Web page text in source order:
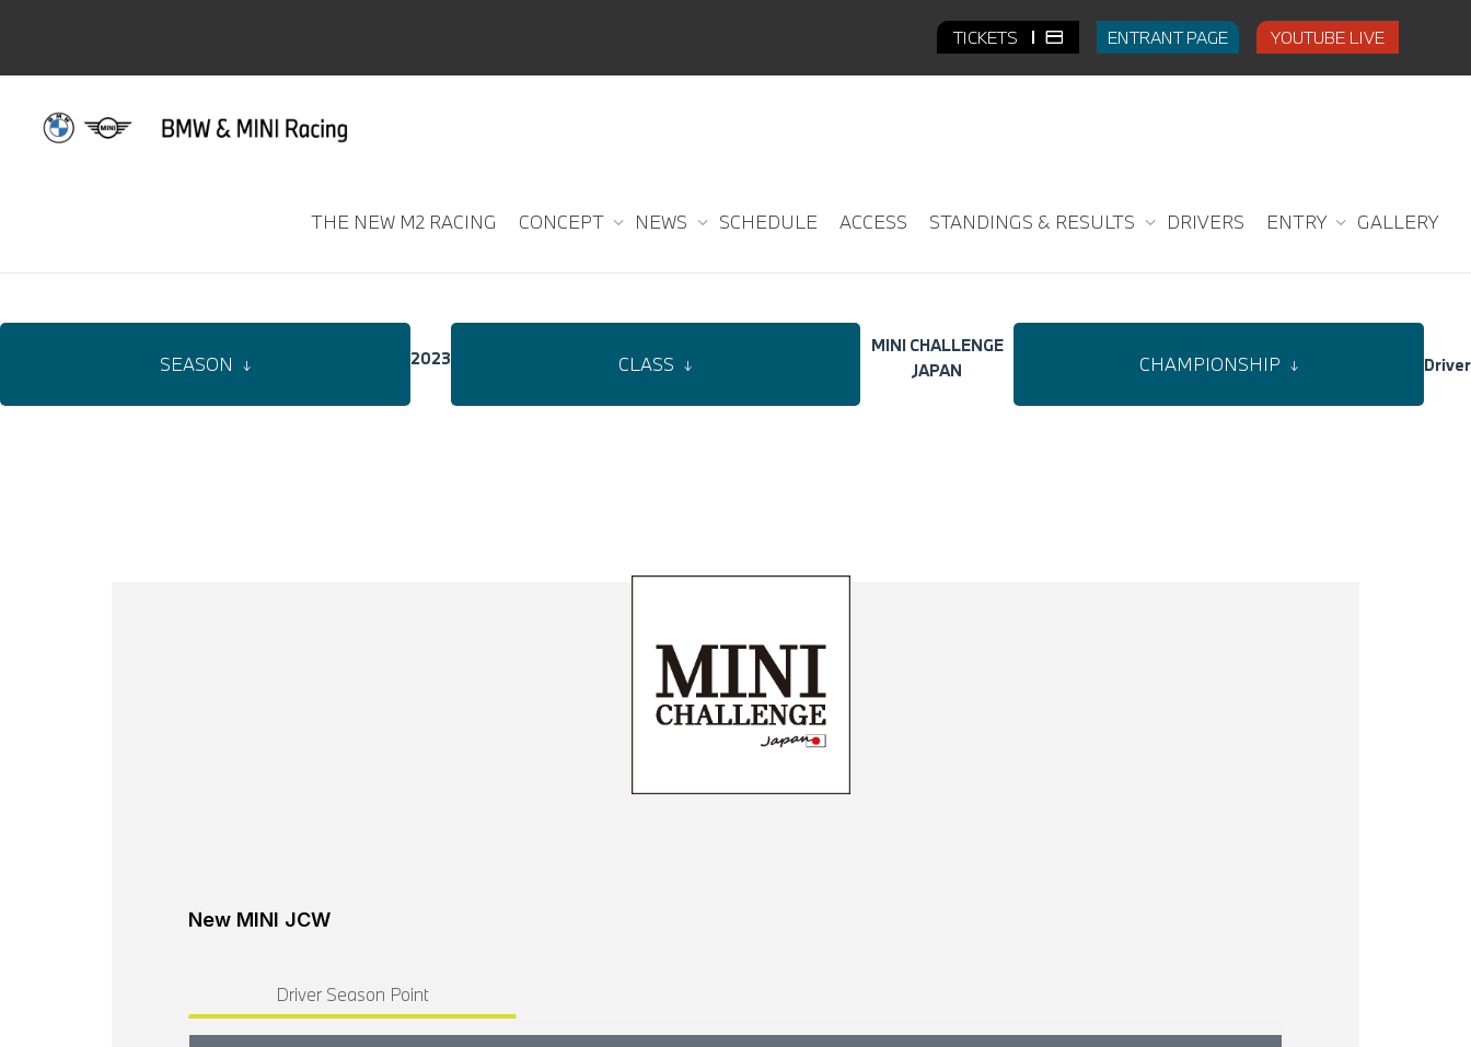
TICKETS ENTRANT PAGE YOUTUBE LIVE
THE NEW M2 RACING CONCEPT NEWS SCHEDULE ACCESS STANDINGS & RESULTS DRIVERS ENTRY GALLERY
STANDINGS & RESULTS
SEASON ↓ 2023 CLASS ↓
MINI CHALLENGE
JAPAN
CHAMPIONSHIP ↓ Driver
New MINI JCW
Driver Season Point